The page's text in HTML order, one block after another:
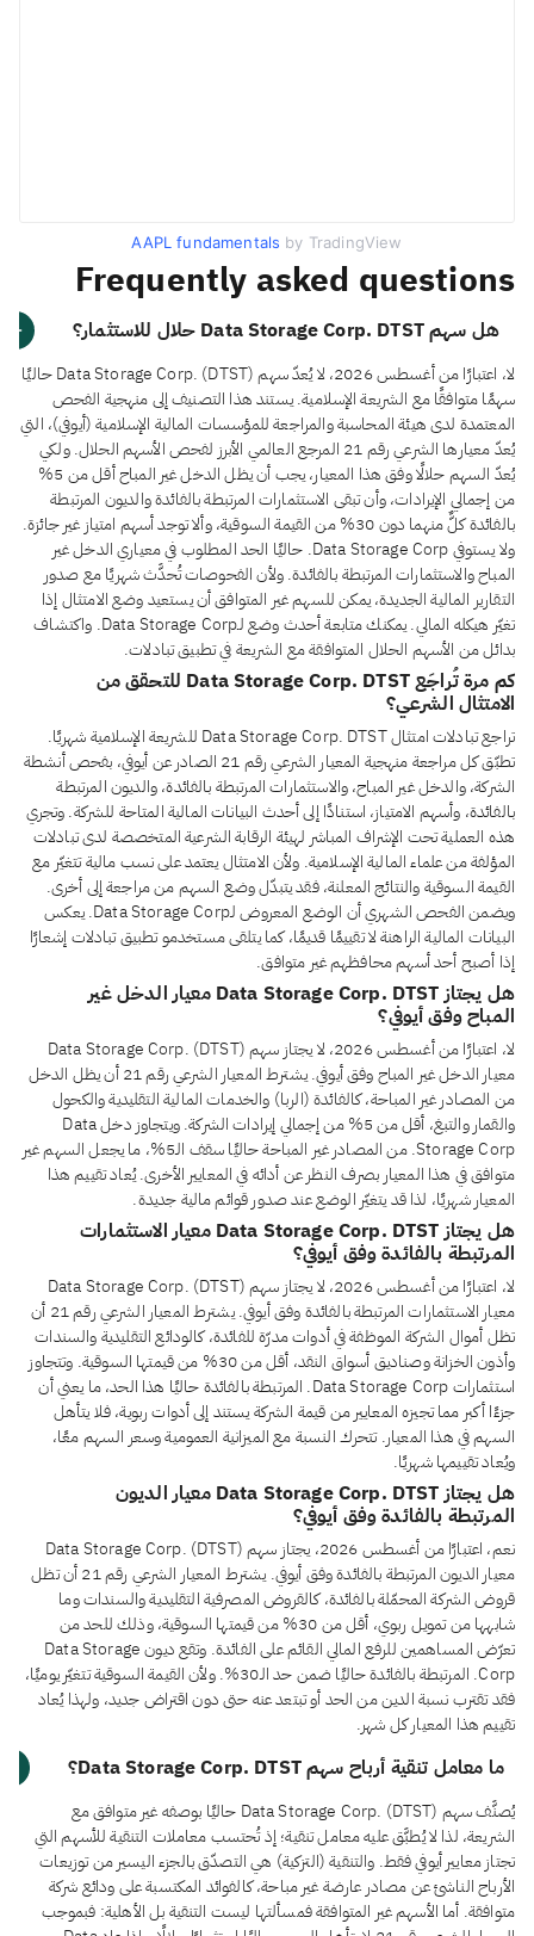
AAPL fundamentals by TradingView
Frequently asked questions
هل سهم Data Storage Corp. DTST حلال للاستثمار؟
لا، اعتبارًا من أغسطس 2026، لا يُعدّ سهم Data Storage Corp. (DTST) حاليًا
سهمًا متوافقًا مع الشريعة الإسلامية. يستند هذا التصنيف إلى منهجية الفحص
المعتمدة لدى هيئة المحاسبة والمراجعة للمؤسسات المالية الإسلامية (أيوفي)، التي
يُعدّ معيارها الشرعي رقم 21 المرجع العالمي الأبرز لفحص الأسهم الحلال. ولكي
يُعدّ السهم حلالًا وفق هذا المعيار، يجب أن يظل الدخل غير المباح أقل من 5%
من إجمالي الإيرادات، وأن تبقى الاستثمارات المرتبطة بالفائدة والديون المرتبطة
بالفائدة كلٌّ منهما دون 30% من القيمة السوقية، وألا توجد أسهم امتياز غير جائزة.
ولا يستوفي Data Storage Corp. حاليًا الحد المطلوب في معياري الدخل غير
المباح والاستثمارات المرتبطة بالفائدة. ولأن الفحوصات تُحدَّث شهريًا مع صدور
التقارير المالية الجديدة، يمكن للسهم غير المتوافق أن يستعيد وضع الامتثال إذا
تغيّر هيكله المالي. يمكنك متابعة أحدث وضع لـData Storage Corp. واكتشاف
بدائل من الأسهم الحلال المتوافقة مع الشريعة في تطبيق تبادلات.
كم مرة تُراجَع Data Storage Corp. DTST للتحقق من
الامتثال الشرعي؟
تراجع تبادلات امتثال Data Storage Corp. DTST للشريعة الإسلامية شهريًا.
تطبّق كل مراجعة منهجية المعيار الشرعي رقم 21 الصادر عن أيوفي، بفحص أنشطة
الشركة، والدخل غير المباح، والاستثمارات المرتبطة بالفائدة، والديون المرتبطة
بالفائدة، وأسهم الامتياز، استنادًا إلى أحدث البيانات المالية المتاحة للشركة. وتجري
هذه العملية تحت الإشراف المباشر لهيئة الرقابة الشرعية المتخصصة لدى تبادلات
المؤلفة من علماء المالية الإسلامية. ولأن الامتثال يعتمد على نسب مالية تتغيّر مع
القيمة السوقية والنتائج المعلنة، فقد يتبدّل وضع السهم من مراجعة إلى أخرى.
ويضمن الفحص الشهري أن الوضع المعروض لـData Storage Corp. يعكس
البيانات المالية الراهنة لا تقييمًا قديمًا، كما يتلقى مستخدمو تطبيق تبادلات إشعارًا
إذا أصبح أحد أسهم محافظهم غير متوافق.
هل يجتاز Data Storage Corp. DTST معيار الدخل غير
المباح وفق أيوفي؟
لا، اعتبارًا من أغسطس 2026، لا يجتاز سهم Data Storage Corp. (DTST)
معيار الدخل غير المباح وفق أيوفي. يشترط المعيار الشرعي رقم 21 أن يظل الدخل
من المصادر غير المباحة، كالفائدة (الربا) والخدمات المالية التقليدية والكحول
والقمار والتبغ، أقل من 5% من إجمالي إيرادات الشركة. ويتجاوز دخل Data
Storage Corp. من المصادر غير المباحة حاليًا سقف الـ5%، ما يجعل السهم غير
متوافق في هذا المعيار بصرف النظر عن أدائه في المعايير الأخرى. يُعاد تقييم هذا
المعيار شهريًا، لذا قد يتغيّر الوضع عند صدور قوائم مالية جديدة.
هل يجتاز Data Storage Corp. DTST معيار الاستثمارات
المرتبطة بالفائدة وفق أيوفي؟
لا، اعتبارًا من أغسطس 2026، لا يجتاز سهم Data Storage Corp. (DTST)
معيار الاستثمارات المرتبطة بالفائدة وفق أيوفي. يشترط المعيار الشرعي رقم 21 أن
تظل أموال الشركة الموظفة في أدوات مدرّة للفائدة، كالودائع التقليدية والسندات
وأذون الخزانة وصناديق أسواق النقد، أقل من 30% من قيمتها السوقية. وتتجاوز
استثمارات Data Storage Corp. المرتبطة بالفائدة حاليًا هذا الحد، ما يعني أن
جزءًا أكبر مما تجيزه المعايير من قيمة الشركة يستند إلى أدوات ربوية، فلا يتأهل
السهم في هذا المعيار. تتحرك النسبة مع الميزانية العمومية وسعر السهم معًا،
ويُعاد تقييمها شهريًا.
هل يجتاز Data Storage Corp. DTST معيار الديون
المرتبطة بالفائدة وفق أيوفي؟
نعم، اعتبارًا من أغسطس 2026، يجتاز سهم Data Storage Corp. (DTST)
معيار الديون المرتبطة بالفائدة وفق أيوفي. يشترط المعيار الشرعي رقم 21 أن تظل
قروض الشركة المحمّلة بالفائدة، كالقروض المصرفية التقليدية والسندات وما
شابهها من تمويل ربوي، أقل من 30% من قيمتها السوقية، وذلك للحد من
تعرّض المساهمين للرفع المالي القائم على الفائدة. وتقع ديون Data Storage
Corp. المرتبطة بالفائدة حاليًا ضمن حد الـ30%. ولأن القيمة السوقية تتغيّر يوميًا،
فقد تقترب نسبة الدين من الحد أو تبتعد عنه حتى دون اقتراض جديد، ولهذا يُعاد
تقييم هذا المعيار كل شهر.
ما معامل تنقية أرباح سهم Data Storage Corp. DTST؟
يُصنَّف سهم Data Storage Corp. (DTST) حاليًا بوصفه غير متوافق مع
الشريعة، لذا لا يُطبَّق عليه معامل تنقية؛ إذ تُحتسب معاملات التنقية للأسهم التي
تجتاز معايير أيوفي فقط. والتنقية (التزكية) هي التصدّق بالجزء اليسير من توزيعات
الأرباح الناشئ عن مصادر عارضة غير مباحة، كالفوائد المكتسبة على ودائع شركة
متوافقة. أما الأسهم غير المتوافقة فمسألتها ليست التنقية بل الأهلية: فبموجب